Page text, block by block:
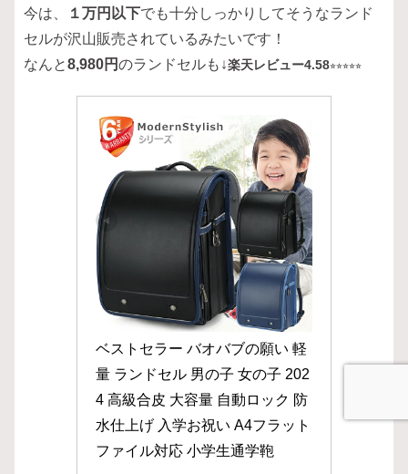
今は、 １万円以下でも十分しっかりしてそうなランド
セルが沢山販売されているみたいです！
なんと8,980円のランドセルも↓楽天レビュー4.58⭐︎⭐︎⭐︎⭐︎⭐︎
ベストセラー バオバブの願い 軽
量 ランドセル 男の子 女の子 202
4 高級合皮 大容量 自動ロック 防
水仕上げ 入学お祝い A4フラット
ファイル対応 小学生通学鞄